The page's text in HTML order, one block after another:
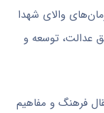
والای شهدا
عدالت، توسعه و
فرهنگ و مفاهیم